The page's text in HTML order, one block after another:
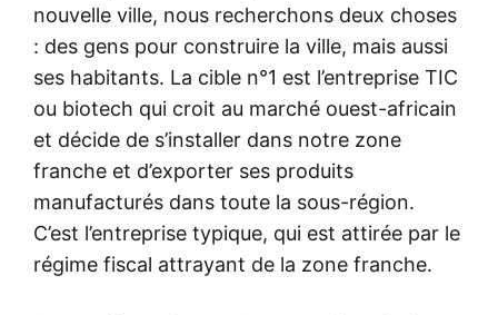
nouvelle ville, nous recherchons deux choses
: des gens pour construire la ville, mais aussi
ses habitants. La cible n°1 est l’entreprise TIC
ou biotech qui croit au marché ouest-africain
et décide de s’installer dans notre zone
franche et d’exporter ses produits
manufacturés dans toute la sous-région.
C’est l’entreprise typique, qui est attirée par le
régime fiscal attrayant de la zone franche.